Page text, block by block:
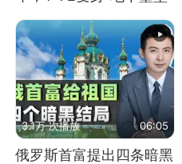
3.1万 次播放 06:05
俄罗斯首富提出四条暗黑